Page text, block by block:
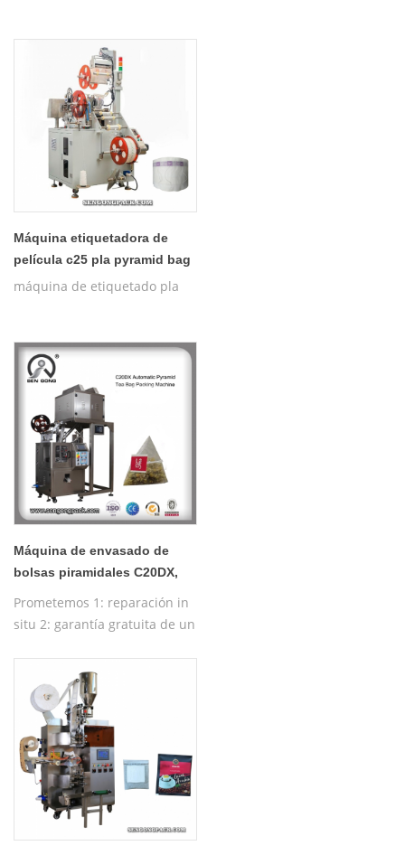
Máquina etiquetadora de
película c25 pla pyramid bag
máquina de etiquetado pla
Máquina de envasado de
bolsas piramidales C20DX,
Prometemos 1: reparación in
situ 2: garantía gratuita de un
en funcionamiento de la
máquina